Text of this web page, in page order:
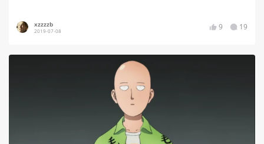
xzzzzb
2019-07-08 9 19